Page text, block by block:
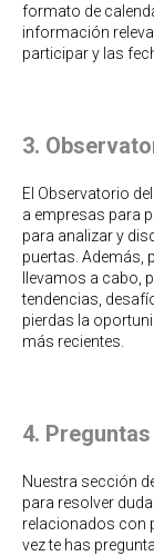
formato de
información
participar y las
3.
El Observatorio
a empresas para
para analizar y
puertas. Además,
llevamos a cabo,
tendencias,
pierdas la
más recientes.
4.
Nuestra sección
para resolver
relacionados con
vez te has